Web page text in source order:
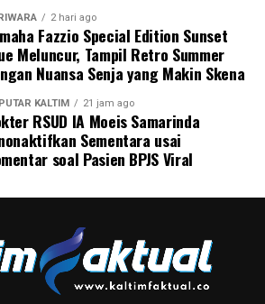
2 hari ago
Fazzio Special Edition Sunset
Meluncur, Tampil Retro Summer
Nuansa Senja yang Makin Skena
KALTIM 21 jam ago
RSUD IA Moeis Samarinda
Sementara usai
soal Pasien BPJS Viral